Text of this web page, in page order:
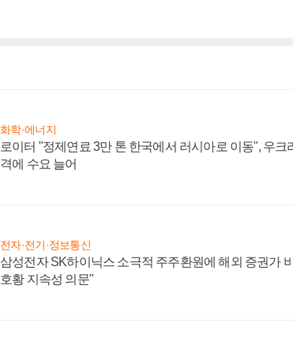
화학·에너지
로이터 "정제연료 3만 톤 한국에서 러시아로 이동", 우크
격에 수요 늘어
전자·전기·정보통신
삼성전자 SK하이닉스 소극적 주주환원에 해외 증권가
호황 지속성 의문"